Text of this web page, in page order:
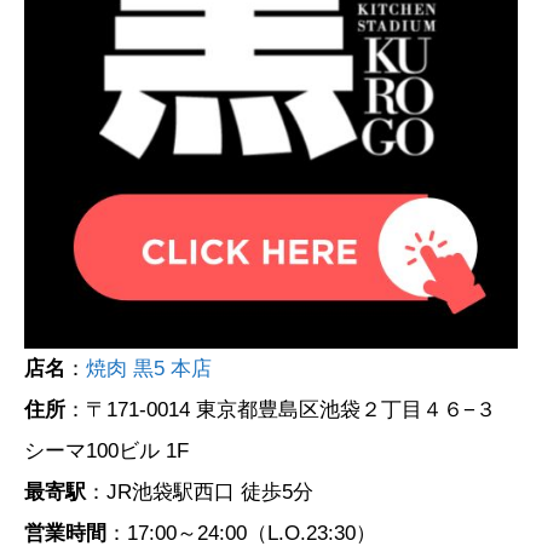
店名 ： 焼肉 黒5 本店
住所 ：〒171-0014 東京都豊島区池袋２丁目４６−３
シーマ100ビル 1F
最寄駅 ：JR池袋駅西口 徒歩5分
営業時間 ：17:00～24:00（L.O.23:30）